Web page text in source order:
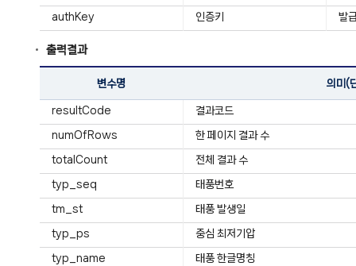
authKey 인증키 발
출력결과
변수명 의미(
resultCode 결과코드
numOfRows 한 페이지 결과 수
totalCount 전체 결과 수
typ_seq 태풍번호
tm_st 태풍 발생일
typ_ps 중심 최저기압
typ_name 태풍 한글명칭